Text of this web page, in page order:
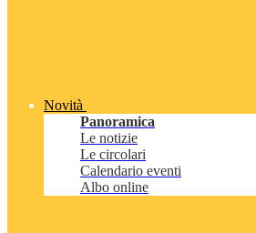
Novità
Panoramica
Le notizie
Le circolari
Calendario eventi
Albo online